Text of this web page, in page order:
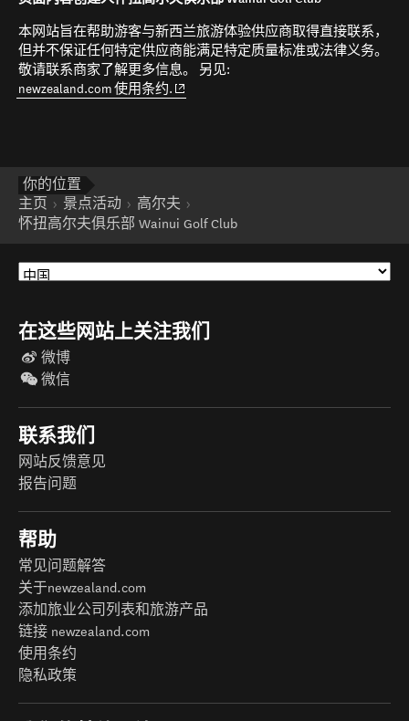
本网站旨在帮助游客与新西兰旅游体验供应商取得直接联系，
但并不保证任何特定供应商能满足特定质量标准或法律义务。
敬请联系商家了解更多信息。 另见:
newzealand.com 使用条约. (opens in new window)
你的位置
主页
景点活动
高尔夫
怀扭高尔夫俱乐部 Wainui Golf Club
在这些网站上关注我们
微博
微信
联系我们
网站反馈意见
报告问题
帮助
常见问题解答
关于newzealand.com
添加旅业公司列表和旅游产品
链接 newzealand.com
使用条约
隐私政策